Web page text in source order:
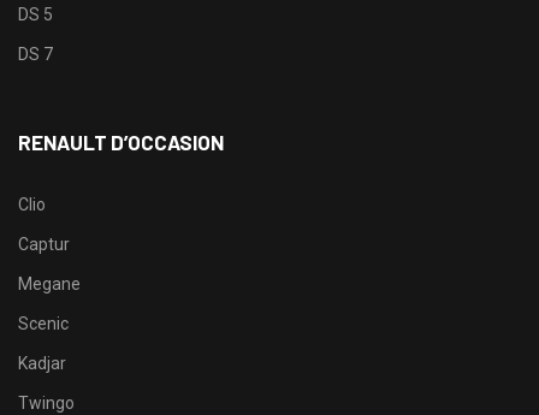
DS 5
DS 7
RENAULT D’OCCASION
Clio
Captur
Megane
Scenic
Kadjar
Twingo